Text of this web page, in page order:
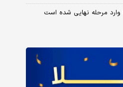
وارد مرحله نهایی شده است